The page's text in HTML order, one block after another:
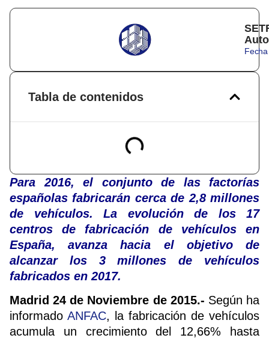
Tabla de contenidos
Para 2016, el conjunto de las factorías
españolas fabricarán cerca de 2,8 millones
de vehículos. La evolución de los 17
centros de fabricación de vehículos en
España, avanza hacia el objetivo de
alcanzar los 3 millones de vehículos
fabricados en 2017.
Madrid 24 de Noviembre de 2015.- Según ha
informado ANFAC, la fabricación de vehículos
acumula un crecimiento del 12,66% hasta